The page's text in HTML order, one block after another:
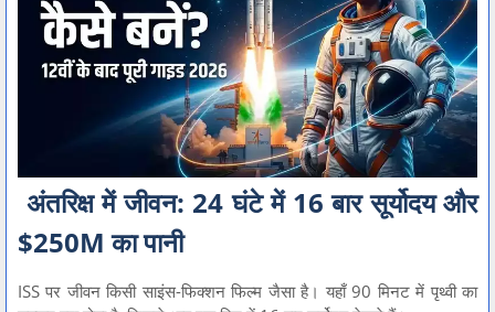
अंतरिक्ष में जीवन: 24 घंटे में 16 बार सूर्योदय और
$250M का पानी
ISS पर जीवन किसी साइंस-फिक्शन फिल्म जैसा है। यहाँ 90 मिनट में पृथ्वी का